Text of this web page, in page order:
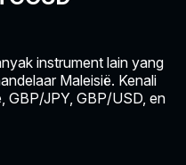
instrument lain yang
Maleisië. Kenali
GBP/JPY, GBP/USD, en